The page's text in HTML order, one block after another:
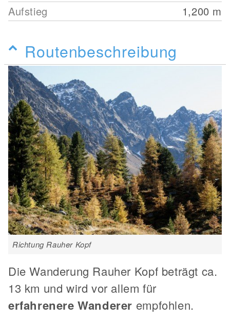
Aufstieg
1,200 m
Routenbeschreibung
Richtung Rauher Kopf
Die Wanderung Rauher Kopf beträgt ca.
13 km und wird vor allem für
erfahrenere Wanderer empfohlen.